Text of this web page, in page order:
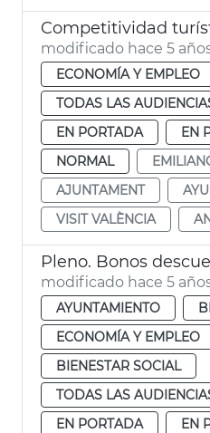
Competitividad
modificado hace 5
ECONOMÍA Y EMPLEO
TODAS LAS
EN PORTADA
EN
NORMAL
AJUNTAMENT
VISIT VALÈNCIA
Pleno. Bonos
modificado hace 5
AYUNTAMIENTO
ECONOMÍA Y EMPLEO
BIENESTAR SOCIAL
TODAS LAS
EN PORTADA
EN